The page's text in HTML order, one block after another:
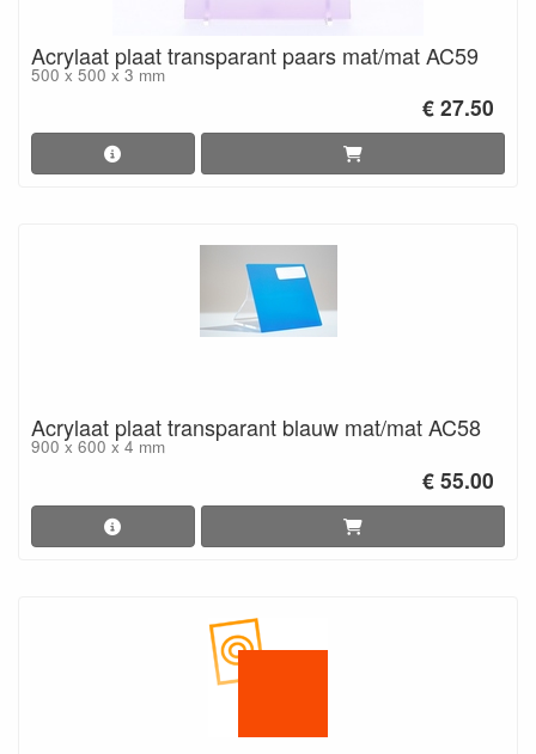
Acrylaat plaat transparant paars mat/mat AC59
500 x 500 x 3 mm
€ 27.50
Acrylaat plaat transparant blauw mat/mat AC58
900 x 600 x 4 mm
€ 55.00